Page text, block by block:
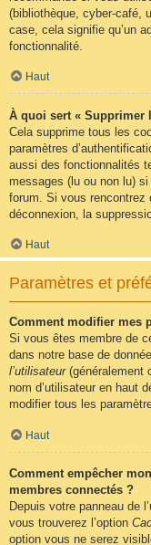
(bibliothèque, cyber-café,
case, cela signifie qu’un
fonctionnalité.
Haut
À quoi sert « Supprimer
Cela supprime tous les
paramètres
aussi des fonctionnalités
messages (lu ou non lu)
forum. Si vous rencontrez
déconnexion, la
Haut
Paramètres et
Comment modifier mes
Si vous êtes membre de
dans notre base de
l’utilisateur(généralement
nom d’utilisateur en haut
modifier tous les
Haut
Comment empêcher
membres connectés ?
Depuis votre panneau de
vous trouverez l’option
option vous ne serez